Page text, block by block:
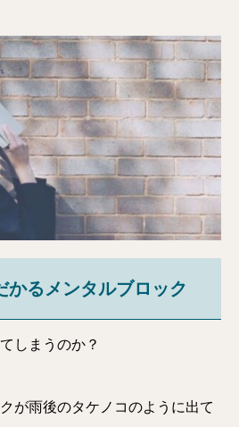
かるメンタルブロック
しまうのか？
が雨後のタケノコのように出て